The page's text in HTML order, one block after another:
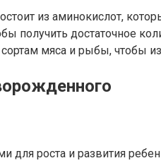
из аминокислот,
получить достаточное
мяса и рыбы, чтобы
роста и развития